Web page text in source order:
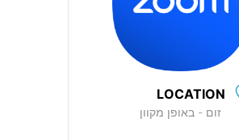
LOCATION
זום - באופן מקוון